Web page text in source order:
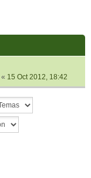
« 15 Oct 2012, 18:42